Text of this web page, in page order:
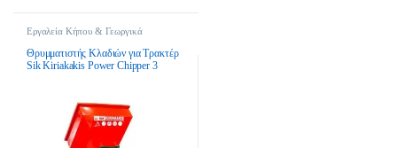
Εργαλεία Κήπου & Γεωργικά
Θρυμματιστές Κλαδιών Τρακτέρ-PTO
Θρυμματιστής Κλαδιών για Τρακτέρ
Sik Kiriakakis Power Chipper 3